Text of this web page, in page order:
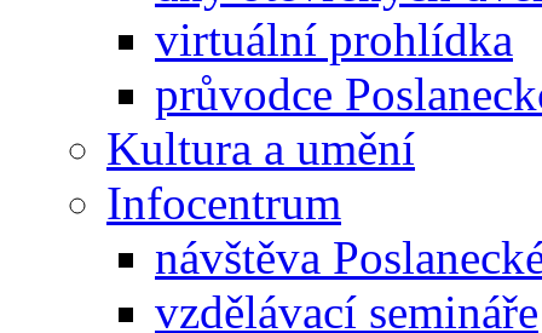
virtuální prohlídka
průvodce
Kultura a umění
Infocentrum
návštěva
vzdělávací semináře